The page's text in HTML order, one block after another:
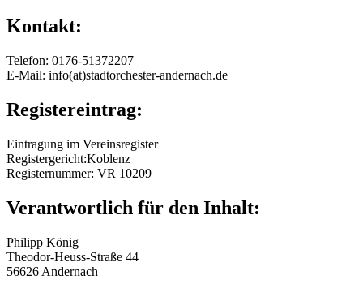
Kontakt:
Telefon: 0176-51372207
E-Mail: info(at)stadtorchester-andernach.de
Registereintrag:
Eintragung im Vereinsregister
Registergericht:Koblenz
Registernummer: VR 10209
Verantwortlich für den Inhalt:
Philipp König
Theodor-Heuss-Straße 44
56626 Andernach